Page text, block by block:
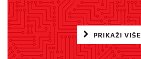
PRIKAŽI VIŠE